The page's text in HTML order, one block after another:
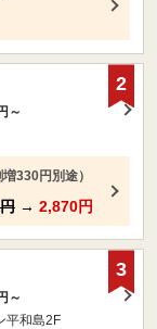
～
330円別途）
→ 2,870円
2
～
平和島2F
3